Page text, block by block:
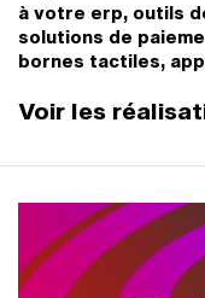
à votre erp, outils
solutions de
bornes tactiles,
Voir les